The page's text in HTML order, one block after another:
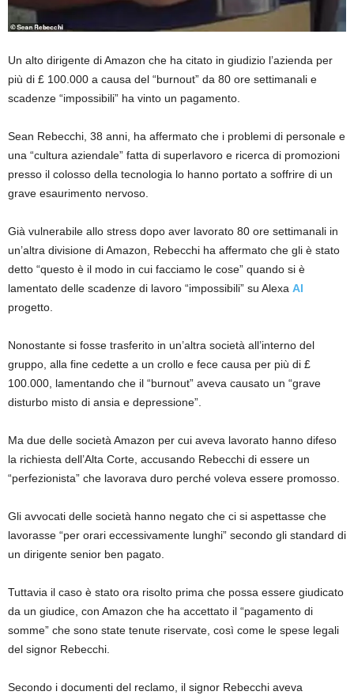
Un alto dirigente di Amazon che ha citato in giudizio l’azienda per
più di £ 100.000 a causa del “burnout” da 80 ore settimanali e
scadenze “impossibili” ha vinto un pagamento.
Sean Rebecchi, 38 anni, ha affermato che i problemi di personale e
una “cultura aziendale” fatta di superlavoro e ricerca di promozioni
presso il colosso della tecnologia lo hanno portato a soffrire di un
grave esaurimento nervoso.
Già vulnerabile allo stress dopo aver lavorato 80 ore settimanali in
un’altra divisione di Amazon, Rebecchi ha affermato che gli è stato
detto “questo è il modo in cui facciamo le cose” quando si è
lamentato delle scadenze di lavoro “impossibili” su Alexa AI
progetto.
Nonostante si fosse trasferito in un’altra società all’interno del
gruppo, alla fine cedette a un crollo e fece causa per più di £
100.000, lamentando che il “burnout” aveva causato un “grave
disturbo misto di ansia e depressione”.
Ma due delle società Amazon per cui aveva lavorato hanno difeso
la richiesta dell’Alta Corte, accusando Rebecchi di essere un
“perfezionista” che lavorava duro perché voleva essere promosso.
Gli avvocati delle società hanno negato che ci si aspettasse che
lavorasse “per orari eccessivamente lunghi” secondo gli standard di
un dirigente senior ben pagato.
Tuttavia il caso è stato ora risolto prima che possa essere giudicato
da un giudice, con Amazon che ha accettato il “pagamento di
somme” che sono state tenute riservate, così come le spese legali
del signor Rebecchi.
Secondo i documenti del reclamo, il signor Rebecchi aveva